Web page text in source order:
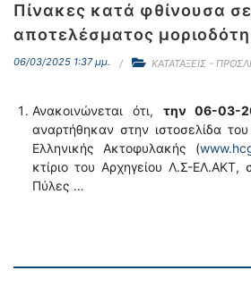
Πίνακες κατά φθίνουσα
αποτελέσματος
06/03/2025 1:37 μμ. ΚΑΤΑΤΑΞΕΙΣ -
Ανακοινώνεται ότι, την 06-03-
αναρτήθηκαν στην ιστοσελίδα
Ελληνικής Ακτοφυλακής (
κτίριο του Αρχηγείου Λ.Σ-ΕΛ.ΑΚΤ,
Πύλες …